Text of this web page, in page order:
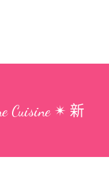
Cuisine ✴ 新